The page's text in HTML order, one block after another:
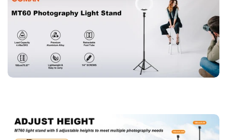
Fotoausrüstung.
Leichtes, tragbares
Beleuchtungsstativ kann auf eine kompakte Größe
zusammengeklappt werden 16.61" (42,2 cm), leicht für
einfache Lagerung und Transport, es ist perfekt für
Reisefotografen und Outdoor-Content-Ersteller.